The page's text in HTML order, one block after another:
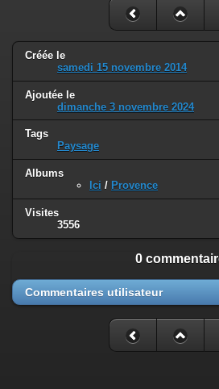
Créée le
samedi 15 novembre 2014
Ajoutée le
dimanche 3 novembre 2024
Tags
Paysage
Albums
Ici / Provence
Visites
3556
0
Commentaires utilisateur